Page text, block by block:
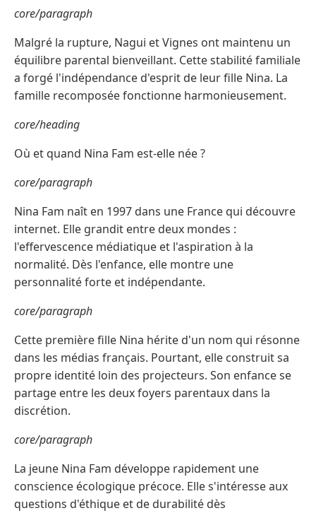
core/paragraph
Malgré la rupture, Nagui et Vignes ont maintenu un
équilibre parental bienveillant. Cette stabilité familiale
a forgé l'indépendance d'esprit de leur fille Nina. La
famille recomposée fonctionne harmonieusement.
core/heading
Où et quand Nina Fam est-elle née ?
core/paragraph
Nina Fam naît en 1997 dans une France qui découvre
internet. Elle grandit entre deux mondes :
l'effervescence médiatique et l'aspiration à la
normalité. Dès l'enfance, elle montre une
personnalité forte et indépendante.
core/paragraph
Cette première fille Nina hérite d'un nom qui résonne
dans les médias français. Pourtant, elle construit sa
propre identité loin des projecteurs. Son enfance se
partage entre les deux foyers parentaux dans la
discrétion.
core/paragraph
La jeune Nina Fam développe rapidement une
conscience écologique précoce. Elle s'intéresse aux
questions d'éthique et de durabilité dès